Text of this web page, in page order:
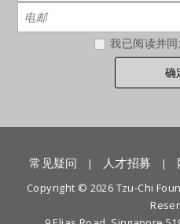
我已阅读并
常见疑问 | 人才招募 |
Copyright © 2026 Tzu-Chi